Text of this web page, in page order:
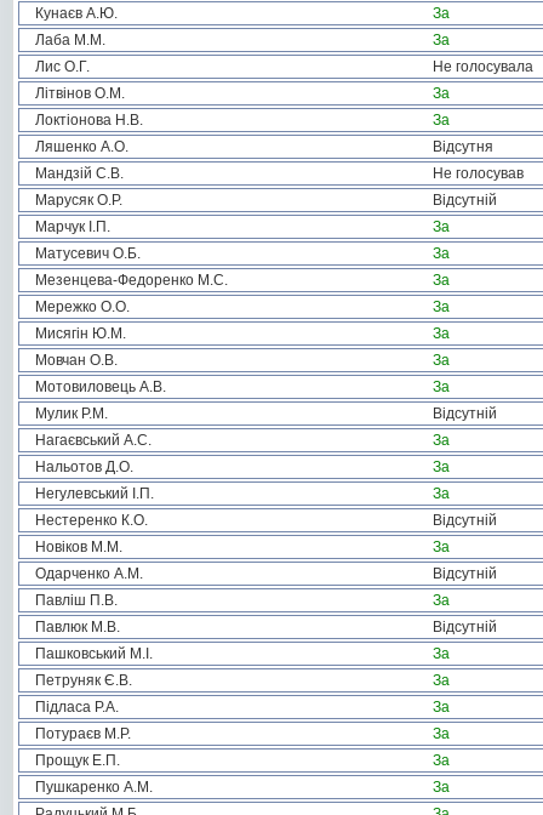
Кунаєв А.Ю.
За
Лаба М.М.
За
Лис О.Г.
Не голосувала
Літвінов О.М.
За
Локтіонова Н.В.
За
Ляшенко А.О.
Відсутня
Мандзій С.В.
Не голосував
Марусяк О.Р.
Відсутній
Марчук І.П.
За
Матусевич О.Б.
За
Мезенцева-Федоренко М.С.
За
Мережко О.О.
За
Мисягін Ю.М.
За
Мовчан О.В.
За
Мотовиловець А.В.
За
Мулик Р.М.
Відсутній
Нагаєвський А.С.
За
Нальотов Д.О.
За
Негулевський І.П.
За
Нестеренко К.О.
Відсутній
Новіков М.М.
За
Одарченко А.М.
Відсутній
Павліш П.В.
За
Павлюк М.В.
Відсутній
Пашковський М.І.
За
Петруняк Є.В.
За
Підласа Р.А.
За
Потураєв М.Р.
За
Прощук Е.П.
За
Пушкаренко А.М.
За